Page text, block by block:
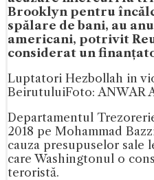
Brooklyn pentru
spălare de bani, au
americani, potrivit
considerat un
Luptatori Hezbollah in
BeirutuluiFoto: ANWAR
Departamentul
2018 pe Mohammad
cauza presupuselor sale
care Washingtonul o
teroristă.